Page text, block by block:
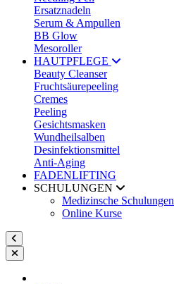
Ersatznadeln
Serum & Ampullen
BB Glow
Mesoroller
HAUTPFLEGE
Beauty Cleanser
Fruchtsäurepeeling
Cremes
Peeling
Gesichtsmasken
Wundheilsalben
Desinfektionsmittel
Anti-Aging
FADENLIFTING
SCHULUNGEN
Medizinsche Schulungen
Online Kurse